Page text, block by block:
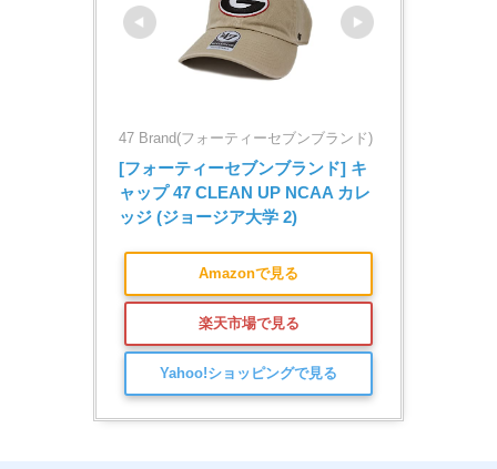
47 Brand(フォーティーセブンブランド)
[フォーティーセブンブランド] キ
ャップ 47 CLEAN UP NCAA カレ
ッジ (ジョージア大学 2)
Amazonで見る
楽天市場で見る
Yahoo!ショッピングで見る